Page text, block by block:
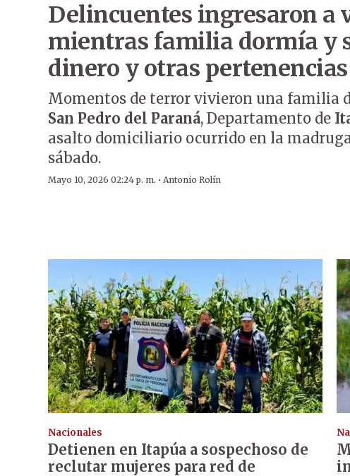
Delincuentes ingresaron a
mientras familia dormía y
dinero y otras pertenencias
Momentos de terror vivieron una familia
San Pedro del Paraná, Departamento de
asalto domiciliario ocurrido en la
sábado.
Mayo 10, 2026 02:24 p. m. · Antonio Rolín
Nacionales
Detienen en Itapúa a sospechoso de
reclutar mujeres para red de